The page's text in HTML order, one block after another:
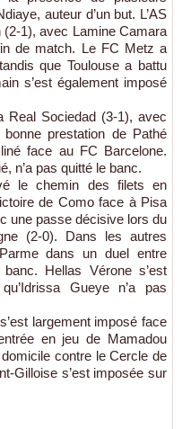
auteur d’un but. L’AS
(2-1), avec Lamine Camara
de match. Le FC Metz a
que Toulouse a battu
s’est également imposé
Real Sociedad (3-1), avec
prestation de Pathé
face au FC Barcelone.
n’a pas quitté le banc.
le chemin des filets en
de Como face à Pisa
une passe décisive lors du
(2-0). Dans les autres
dans un duel entre
Hellas Vérone s’est
Gueye n’a pas
largement imposé face
en jeu de Mamadou
contre le Cercle de
Gilloise s’est imposée sur